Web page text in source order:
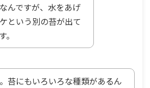
んですが、水をあげ
という別の苔が出て
苔にもいろいろな種類があるん